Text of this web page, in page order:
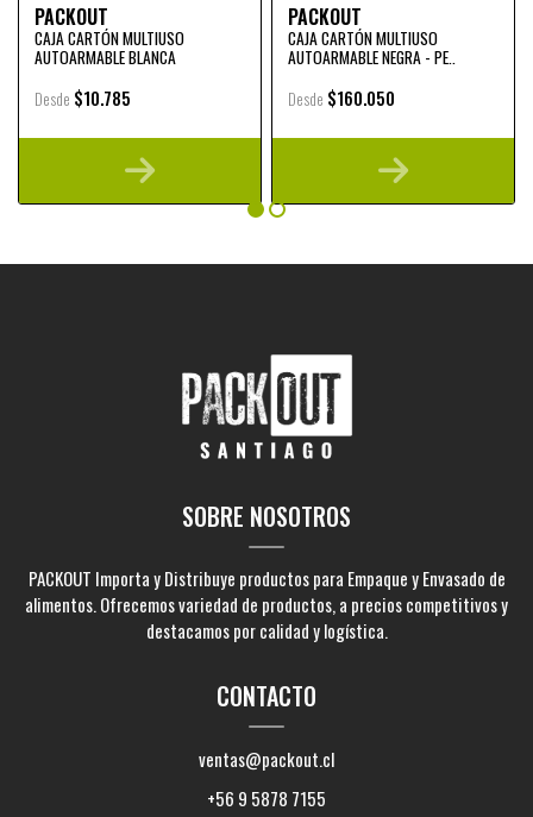
PACKOUT
CAJA CARTÓN MULTIUSO
AUTOARMABLE BLANCA
Desde $10.785
PACKOUT
CAJA CARTÓN MULTIUSO
AUTOARMABLE NEGRA - PE..
Desde $160.050
SOBRE NOSOTROS
PACKOUT Importa y Distribuye productos para Empaque y Envasado de
alimentos. Ofrecemos variedad de productos, a precios competitivos y
destacamos por calidad y logística.
CONTACTO
ventas@packout.cl
+56 9 5878 7155